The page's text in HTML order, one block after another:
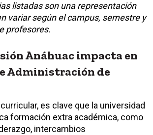
listadas son una representación
variar según el campus, semestre y
profesores.
Anáhuac impacta en
Administración de
es clave que la universidad
formación extra académica, como
intercambios